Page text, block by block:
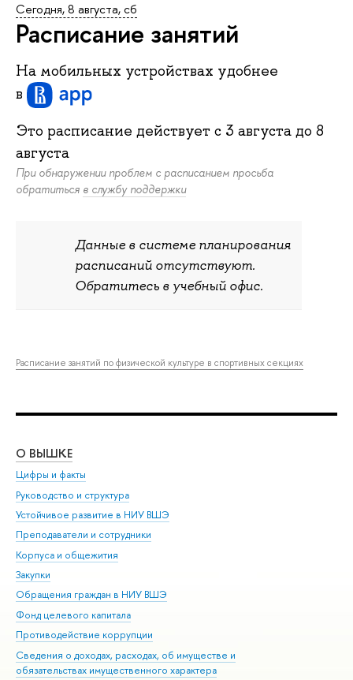
Сегодня, 8 августа, сб
Расписание занятий
На мобильных устройствах удобнее
в
Это расписание действует c 3 августа до 8
августа
При обнаружении проблем с расписанием просьба
обратиться в службу поддержки
Данные в системе планирования
расписаний отсутствуют.
Обратитесь в учебный офис.
Расписание занятий по физической культуре в спортивных секциях
О ВЫШКЕ
Цифры и факты
Руководство и структура
Устойчивое развитие в НИУ ВШЭ
Преподаватели и сотрудники
Корпуса и общежития
Закупки
Обращения граждан в НИУ ВШЭ
Фонд целевого капитала
Противодействие коррупции
Сведения о доходах, расходах, об имуществе и
обязательствах имущественного характера